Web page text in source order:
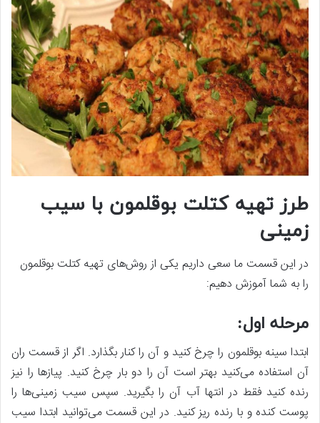
طرز تهیه کتلت بوقلمون با سیب
زمینی
در این قسمت ما سعی داریم یکی از روش‌های تهیه کتلت بوقلمون
را به شما آموزش دهیم:
مرحله اول:
ابتدا سینه بوقلمون را چرخ کنید و آن را کنار بگذارد. اگر از قسمت ران
آن استفاده می‌‌کنید بهتر است آن را دو بار چرخ کنید. پیازها را نیز
رنده کنید فقط در انتها آب آن را بگیرید. سپس سیب زمینی‌ها را
پوست کنده و با رنده ریز کنید. در این قسمت می‌توانید ابتدا سیب